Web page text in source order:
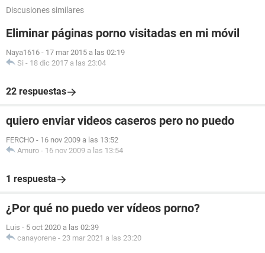
Discusiones similares
Eliminar páginas porno visitadas en mi móvil
Naya1616 - 17 mar 2015 a las 02:19
Si - 18 dic 2017 a las 23:04
22 respuestas
quiero enviar videos caseros pero no puedo
FERCHO - 16 nov 2009 a las 13:52
Amuro - 16 nov 2009 a las 13:54
1 respuesta
¿Por qué no puedo ver vídeos porno?
Luis - 5 oct 2020 a las 02:39
canayorene - 23 mar 2021 a las 23:20